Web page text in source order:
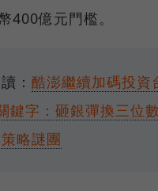
400億元門檻。
： 酷澎繼續加碼投資
鍵字：砸銀彈換三位
略謎團